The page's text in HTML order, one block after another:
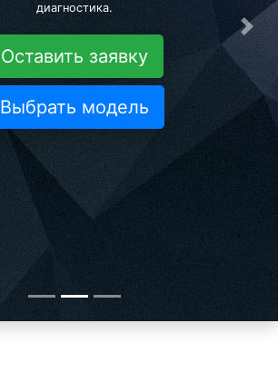
диагностика.
Оставить заявку
Выбрать модель